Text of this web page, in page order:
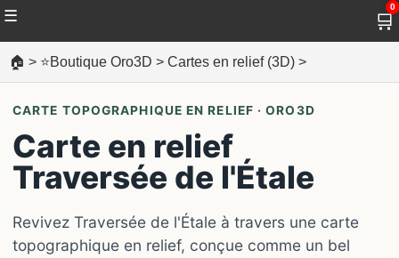
☰ 🛒
0
🏠 > ⭐Boutique Oro3D > Cartes en relief (3D) >
CARTE TOPOGRAPHIQUE EN RELIEF · ORO3D
Carte en relief
Traversée de l'Étale
Revivez Traversée de l'Étale à travers une carte
topographique en relief, conçue comme un bel